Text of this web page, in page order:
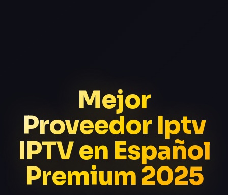
Mejor
Proveedor Iptv
IPTV en Español
Premium 2025